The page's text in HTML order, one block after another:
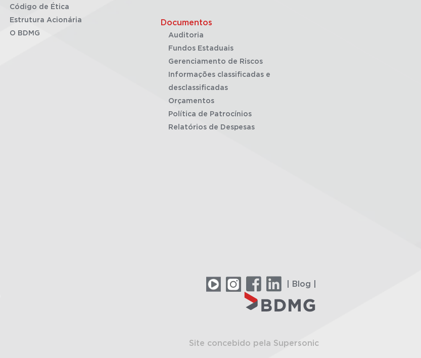
Código de Ética
Estrutura Acionária
O BDMG
Documentos
Auditoria
Fundos Estaduais
Gerenciamento de Riscos
Informações classificadas e
desclassificadas
Orçamentos
Política de Patrocínios
Relatórios de Despesas
| Blog |
Site concebido pela Supersonic